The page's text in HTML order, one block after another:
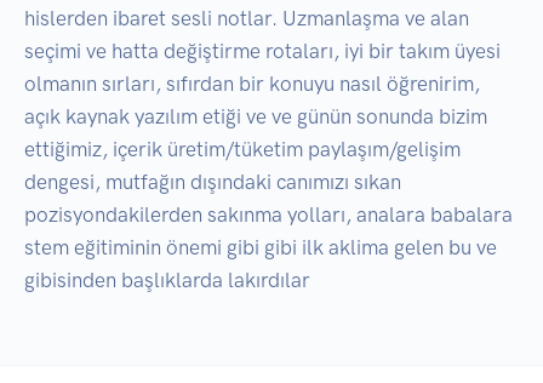
hislerden ibaret sesli notlar. Uzmanlaşma ve alan
seçimi ve hatta değiştirme rotaları, iyi bir takım üyesi
olmanın sırları, sıfırdan bir konuyu nasıl öğrenirim,
açık kaynak yazılım etiği ve ve günün sonunda bizim
ettiğimiz, içerik üretim/tüketim paylaşım/gelişim
dengesi, mutfağın dışındaki canımızı sıkan
pozisyondakilerden sakınma yolları, analara babalara
stem eğitiminin önemi gibi gibi ilk aklima gelen bu ve
gibisinden başlıklarda lakırdılar